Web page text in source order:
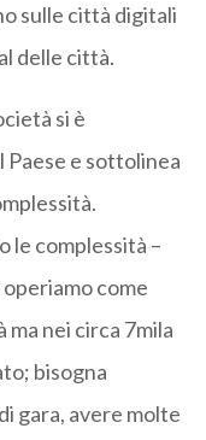
sulle città digitali
delle città.
si è
Paese e sottolinea
le complessità –
come
nei circa 7mila
bisogna
gara, avere molte